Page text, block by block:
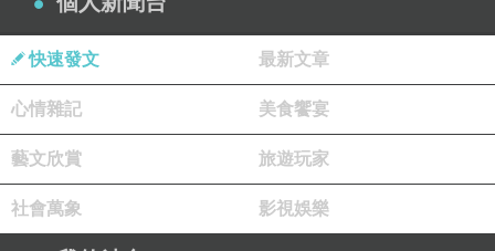
商品規格
快速發文 最新文章
心情雜記 美食饗宴
藝文欣賞 旅遊玩家
社會萬象 影視娛樂